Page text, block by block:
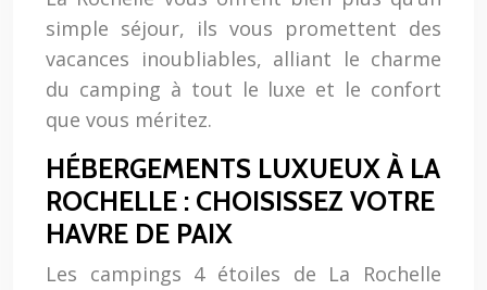
simple séjour, ils vous promettent des
vacances inoubliables, alliant le charme
du camping à tout le luxe et le confort
que vous méritez.
HÉBERGEMENTS LUXUEUX À LA
ROCHELLE : CHOISISSEZ VOTRE
HAVRE DE PAIX
Les campings 4 étoiles de La Rochelle